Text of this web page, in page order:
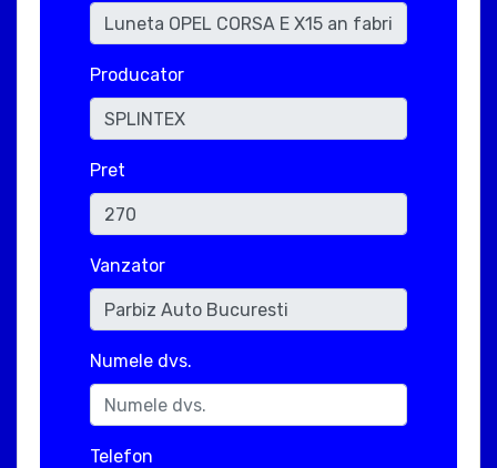
Producator
Pret
Vanzator
Numele dvs.
Telefon